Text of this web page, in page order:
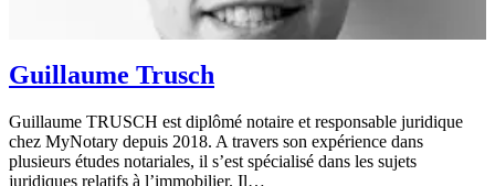
Guillaume Trusch
Guillaume TRUSCH est diplômé notaire et responsable juridique
chez MyNotary depuis 2018. A travers son expérience dans
plusieurs études notariales, il s’est spécialisé dans les sujets
juridiques relatifs à l’immobilier. Il…